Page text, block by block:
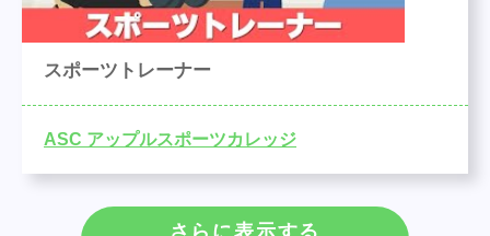
スポーツトレーナー
ASC アップルスポーツカレッジ
さらに表示する